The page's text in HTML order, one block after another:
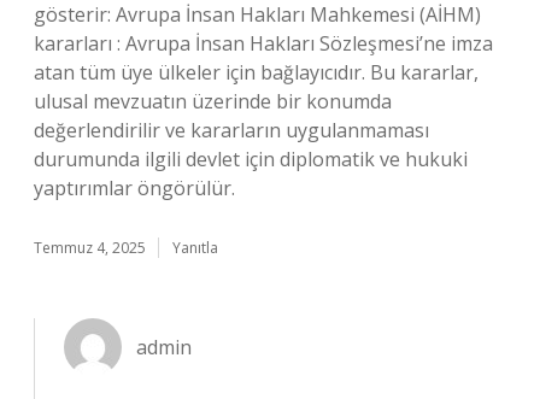
gösterir: Avrupa İnsan Hakları Mahkemesi (AİHM)
kararları : Avrupa İnsan Hakları Sözleşmesi’ne imza
atan tüm üye ülkeler için bağlayıcıdır. Bu kararlar,
ulusal mevzuatın üzerinde bir konumda
değerlendirilir ve kararların uygulanmaması
durumunda ilgili devlet için diplomatik ve hukuki
yaptırımlar öngörülür.
Temmuz 4, 2025 Yanıtla
admin